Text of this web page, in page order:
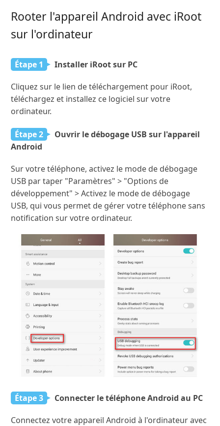
Rooter l'appareil Android avec iRoot
sur l'ordinateur
Étape 1 Installer iRoot sur PC
Cliquez sur le lien de téléchargement pour iRoot,
téléchargez et installez ce logiciel sur votre
ordinateur.
Étape 2
Ouvrir le débogage USB sur l'appareil
Android
Sur votre téléphone, activez le mode de débogage
USB par taper "Paramètres" > "Options de
développement" > Activez le mode de débogage
USB, qui vous permet de gérer votre téléphone sans
notification sur votre ordinateur.
Étape 3 Connecter le téléphone Android au PC
Connectez votre appareil Android à l'ordinateur avec